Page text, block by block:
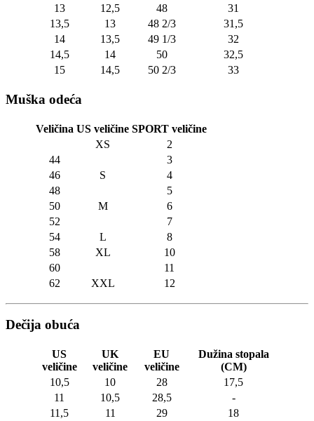
13
12,5 48
31
13,5
13 48 2/3
31,5
14
13,5 49 1/3
32
14,5
14 50
32,5
15
14,5 50 2/3 33
Muška odeća
Veličina US veličine SPORT veličine
XS
2
44
3
46
S
4
48
5
50
M
6
52
7
54
L
8
58
XL
10
60
11
62
XXL 12
Dečija obuća
US
veličine
UK
veličine
EU
veličine
Dužina stopala
(CM)
10,5
10 28
17,5
11
10,5 28,5
-
11,5
11 29
18